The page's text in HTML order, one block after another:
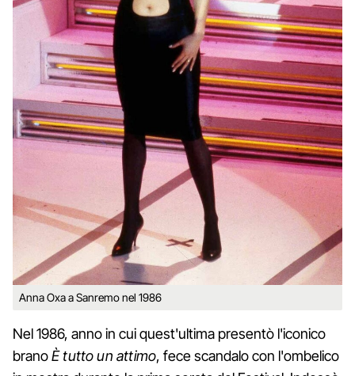
Anna Oxa a Sanremo nel 1986
Nel 1986, anno in cui quest'ultima presentò l'iconico
branoÈ tutto un attimo, fece scandalo con l'ombelico